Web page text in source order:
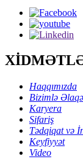
Haqqımızda
Bizimlə Əlaqə
Karyera
Sifariş
Tədqiqat və
Keyfiyyət
Video